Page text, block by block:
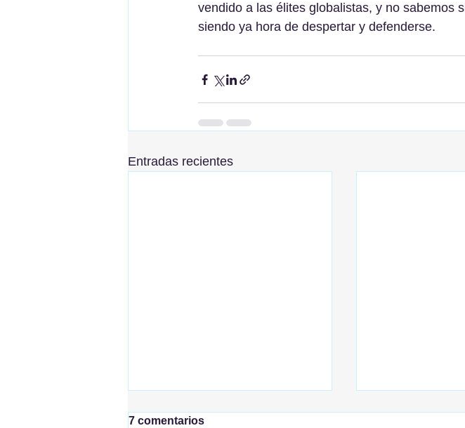
vendido a las élites globalistas, y no sabemos
siendo ya hora de despertar y defenderse.
Entradas recientes
7 comentarios